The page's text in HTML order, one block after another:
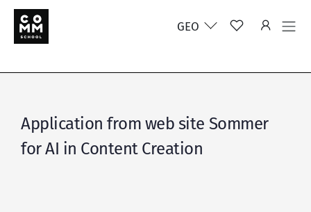
GEO
Application from web site Sommer
for AI in Content Creation